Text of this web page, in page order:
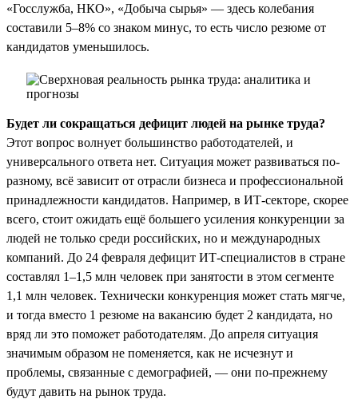
«Госслужба, НКО», «Добыча сырья» — здесь колебания
составили 5–8% со знаком минус, то есть число резюме от
кандидатов уменьшилось.
Будет ли сокращаться дефицит людей на рынке труда?
Этот вопрос волнует большинство работодателей, и
универсального ответа нет. Ситуация может развиваться по-
разному, всё зависит от отрасли бизнеса и профессиональной
принадлежности кандидатов. Например, в ИТ-секторе, скорее
всего, стоит ожидать ещё большего усиления конкуренции за
людей не только среди российских, но и международных
компаний. До 24 февраля дефицит ИТ-специалистов в стране
составлял 1–1,5 млн человек при занятости в этом сегменте
1,1 млн человек. Технически конкуренция может стать мягче,
и тогда вместо 1 резюме на вакансию будет 2 кандидата, но
вряд ли это поможет работодателям. До апреля ситуация
значимым образом не поменяется, как не исчезнут и
проблемы, связанные с демографией, — они по-прежнему
будут давить на рынок труда.